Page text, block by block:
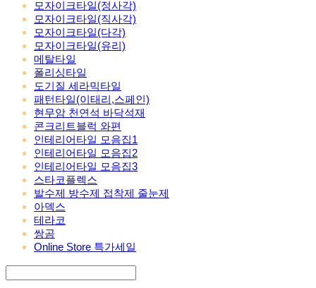
모자이크타일(정사각)
모자이크타일(직사각)
모자이크타일(다각)
모자이크타일(유리)
메탈타일
폴리싱타일
도기질 세라믹타일
패턴타일(이태리,스페인)
현무암 천연석 바닥석재
콘크리트블럭 와편
인테리어타일 모음집1
인테리어타일 모음집2
인테리어타일 모음집3
스타코플렉스
발수제 방수제 접착제 줄눈제
아덱스
테라코
쌍곰
Online Store 특가세일